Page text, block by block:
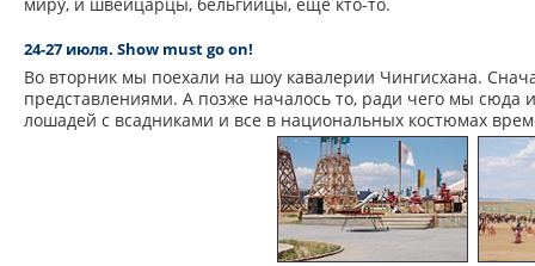
24-27 июля. Show must go on!
Во вторник мы поехали на шоу кавалерии Чингисхана.
представлениями. А позже началось то, ради чего мы
лошадей с всадниками и все в национальных костюмах